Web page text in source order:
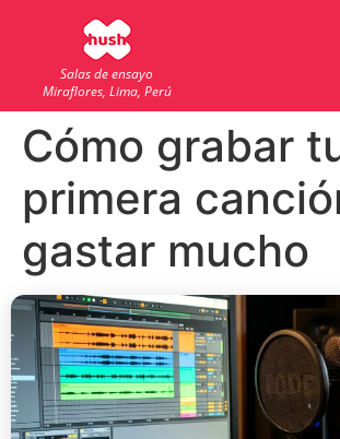
Salas de ensayo
Miraflores, Lima, Perú
Cómo grabar
primera
gastar mucho